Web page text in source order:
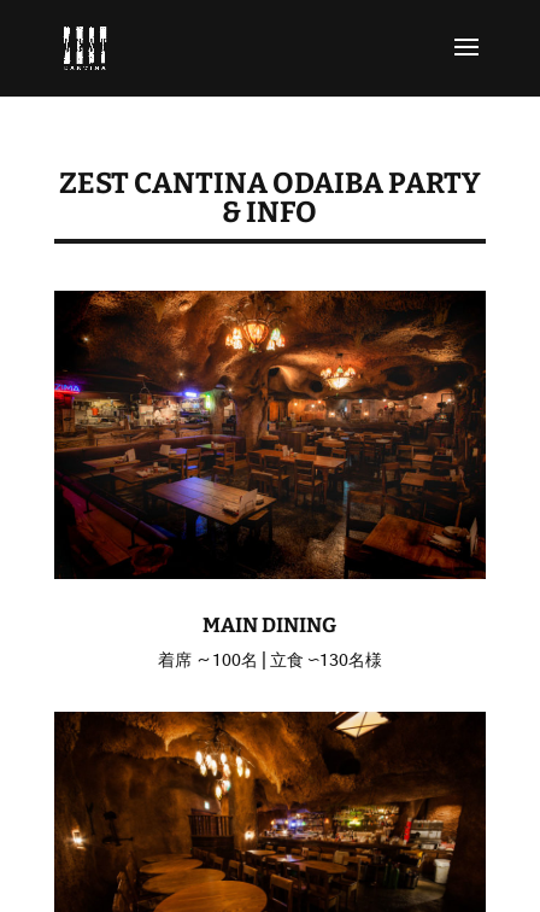
ZEST CANTINA ODAIBA PARTY
& INFO
MAIN DINING
着席 ～100名 | 立食 〜130名様